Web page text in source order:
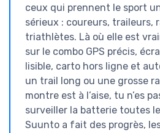
ceux qui prennent le sport
sérieux : coureurs, traileurs,
triathlètes. Là où elle est
sur le combo GPS précis,
lisible, carto hors ligne et
un trail long ou une grosse
montre est à l’aise, tu n’es
surveiller la batterie toutes
Suunto a fait des progrès,